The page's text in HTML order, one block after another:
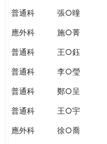
普通科
張○曈
應外科
施○菁
普通科
王○鈺
普通科
李○瑩
普通科
鄭○呈
普通科
王○宇
應外科
徐○喬